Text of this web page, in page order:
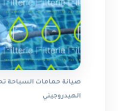
صيانة حمامات السباحة
الهيدروجيني